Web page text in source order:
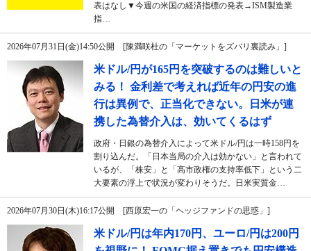
表はなし▼今週の米国の経済指標の発表→ISM製造業
指…
2026年07月31日(金)14:50公開 [陳満咲杜の「マーケットをズバリ裏読み」]
米ドル/円が165円を突破するのは難しいと
みる！ 金利差で考えれば近年の円安の進
行は異例で、正当化できない。日米が連
携した為替介入は、効いてくるはず
政府・日銀の為替介入によって米ドル/円は一時158円を
割り込んだ。「日本当局の介入は効かない」と言われて
いるが、「株安」と「高市政権の支持率低下」という二
大要素の浮上で状況が変わりそうだ。日米実質金…
2026年07月30日(木)16:17公開 [西原宏一の「ヘッジファンドの思惑」]
米ドル/円は年内170円、ユーロ/円は200円